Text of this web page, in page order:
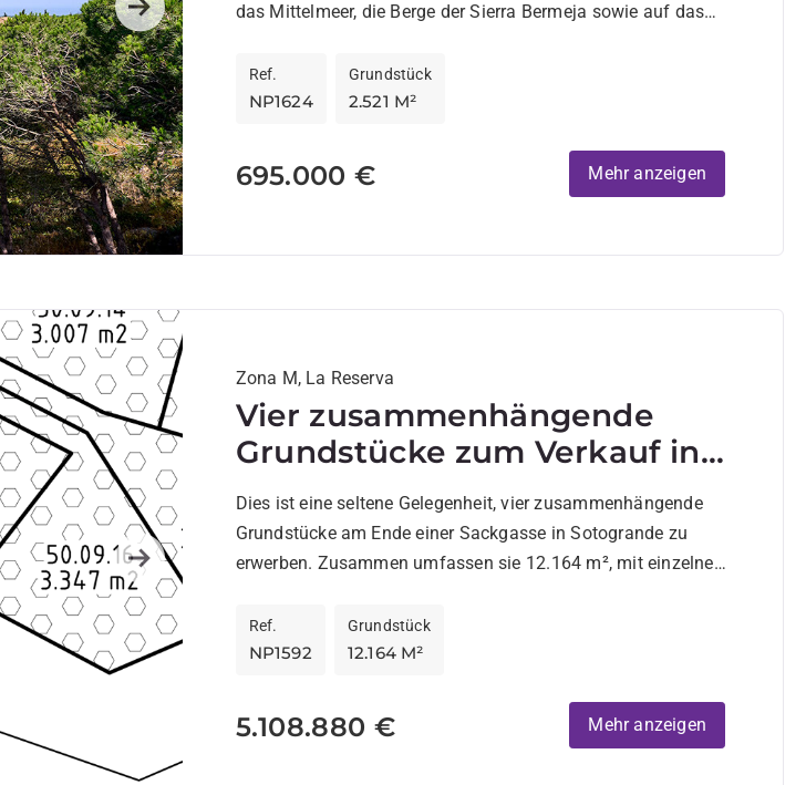
Next
das Mittelmeer, die Berge der Sierra Bermeja sowie auf das
NP1624
Ref.
2.521 M²
Grundstück
695.000 € Mehr anzeigen
Next
Zona M, La Reserva
Vier zusammenhängende
Grundstücke zum Verkauf in
La Reserva, Sotogrande
Dies ist eine seltene Gelegenheit, vier zusammenhängende
Grundstücke am Ende einer Sackgasse in Sotogrande zu
erwerben. Zusammen umfassen sie 12.164 m², mit einzelnen
NP1592
Ref.
12.164 M²
Grundstück
5.108.880 € Mehr anzeigen